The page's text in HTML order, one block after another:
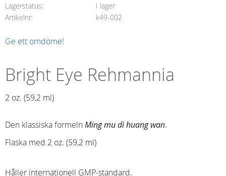
Lagerstatus
I lager
Artikelnr
k49-002
Ge ett omdöme!
Bright Eye Rehmannia
2 oz. (59,2 ml)​
Den klassiska formelnMing mu di huang wan.
Flaska med 2 oz. (59,2 ml)
Håller internationell GMP-standard.